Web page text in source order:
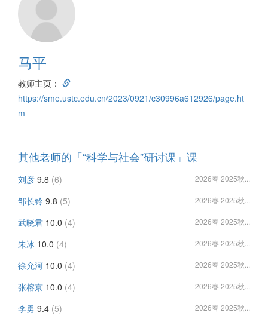
马平
教师主页：
https://sme.ustc.edu.cn/2023/0921/c30996a612926/page.ht
m
其他老师的「“科学与社会”研讨课」课
刘彦 9.8 (6) 2026春 2025秋...
邹长铃 9.8 (5) 2026春 2025秋...
武晓君 10.0 (4) 2026春 2025秋...
朱冰 10.0 (4) 2026春 2025秋...
徐允河 10.0 (4) 2026春 2025秋...
张榕京 10.0 (4) 2026春 2025秋...
李勇 9.4 (5) 2026春 2025秋...